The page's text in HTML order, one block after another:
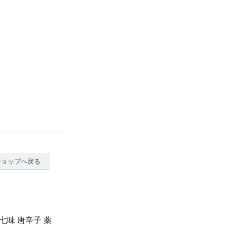
ョップへ戻る
味 唐辛子 薬